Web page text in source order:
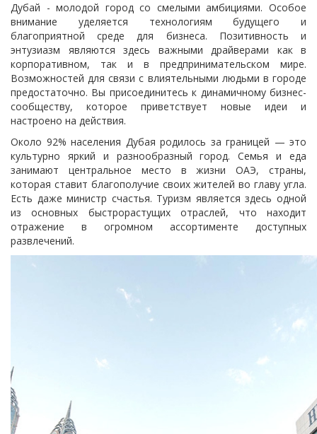
Дубай - молодой город со смелыми амбициями. Особое
внимание уделяется технологиям будущего и
благоприятной среде для бизнеса. Позитивность и
энтузиазм являются здесь важными драйверами как в
корпоративном, так и в предпринимательском мире.
Возможностей для связи с влиятельными людьми в городе
предостаточно. Вы присоединитесь к динамичному бизнес-
сообществу, которое приветствует новые идеи и
настроено на действия.
Около 92% населения Дубая родилось за границей — это
культурно яркий и разнообразный город. Семья и еда
занимают центральное место в жизни ОАЭ, страны,
которая ставит благополучие своих жителей во главу угла.
Есть даже министр счастья. Туризм является здесь одной
из основных быстрорастущих отраслей, что находит
отражение в огромном ассортименте доступных
развлечений.